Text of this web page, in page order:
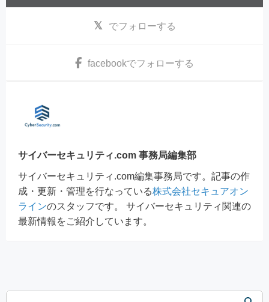
でフォローする
facebookでフォローする
サイバーセキュリティ.com 事務局編集部
サイバーセキュリティ.com編集事務局です。記事の作
成・更新・管理を行なっている株式会社セキュアオン
ラインのスタッフです。 サイバーセキュリティ関連の
最新情報をご紹介しています。